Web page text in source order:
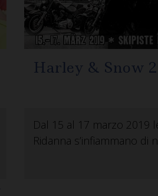
Harley & Snow
Dal 15 al 17 marzo 2019
Ridanna s’infiammano di